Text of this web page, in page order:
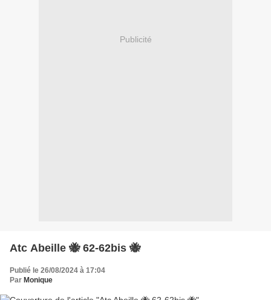
Publicité
Atc Abeille 🐝 62-62bis 🐝
Publié le 26/08/2024 à 17:04
Par Monique